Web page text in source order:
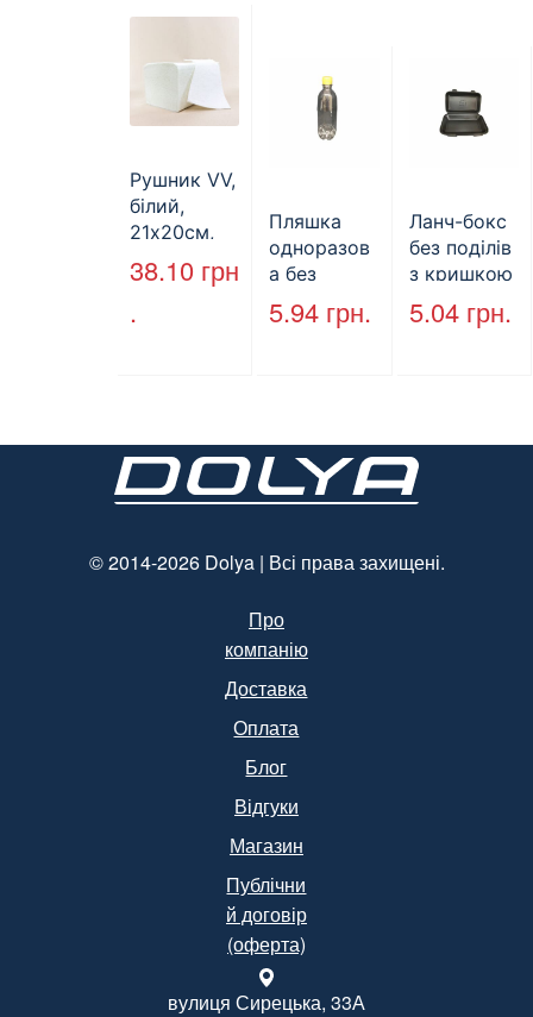
мм*140 мм.
Рушник VV,
білий,
21х20см,
160л.
38.10 грн
.
Пляшка
одноразов
а без
кришки,
ПЕТ, V=500
5.94 грн.
Ланч-бокс
без поділів
з кришкою
HP-10, 240
мм * 155
, чорний,
250 шт. /
Уп.
5.04 грн.
© 2014-2026 Dolya | Всі права захищені.
Про
компанію
Доставка
Оплата
Блог
Відгуки
Магазин
Публічни
й договір
(оферта)
вулиця Сирецька, 33А